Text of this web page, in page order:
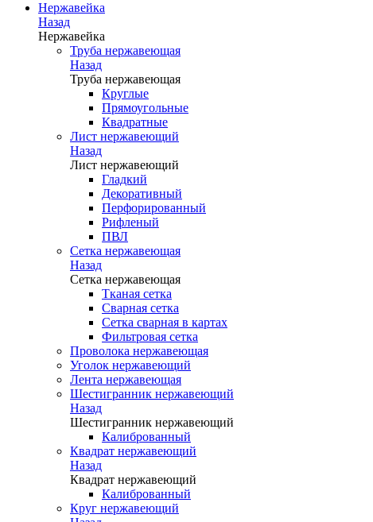
Нержавейка
Назад
Нержавейка
Труба нержавеющая
Назад
Труба нержавеющая
Круглые
Прямоугольные
Квадратные
Лист нержавеющий
Назад
Лист нержавеющий
Гладкий
Декоративный
Перфорированный
Рифленый
ПВЛ
Сетка нержавеющая
Назад
Сетка нержавеющая
Тканая сетка
Сварная сетка
Сетка сварная в картах
Фильтровая сетка
Проволока нержавеющая
Уголок нержавеющий
Лента нержавеющая
Шестигранник нержавеющий
Назад
Шестигранник нержавеющий
Калиброванный
Квадрат нержавеющий
Назад
Квадрат нержавеющий
Калиброванный
Круг нержавеющий